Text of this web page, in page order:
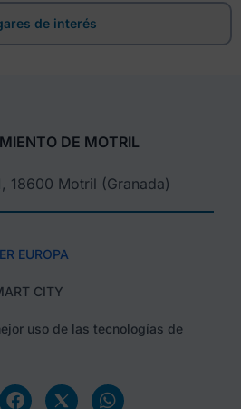
de interés
DE MOTRIL
18600 Motril (Granada)​
EUROPA
CITY
uso de las tecnologías de